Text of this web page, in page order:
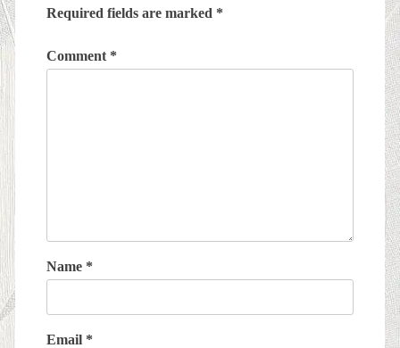
Required fields are marked *
Comment *
Name *
Email *